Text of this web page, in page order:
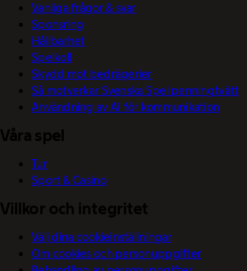
Vanliga frågor & svar
Sponsring
Hållbarhet
Spelkoll
Skydd mot bedrägerier
Så motverkar Svenska Spel penningtvätt
Användning av AI för kommunikation
Våra spel
Tur
Sport & Casino
Villkor och integritet
Välj dina cookieinställningar
Om cookies och personuppgifter